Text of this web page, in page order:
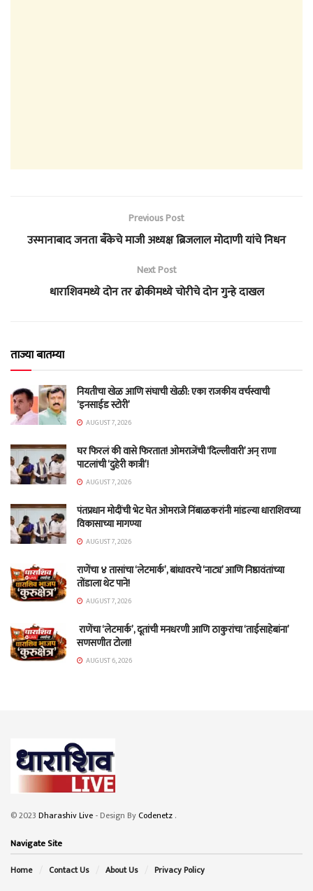
Previous Post
उस्मानाबाद जनता बँकेचे माजी अध्यक्ष ब्रिजलाल मोदाणी यांचे निधन
Next Post
धाराशिवमध्ये दोन तर ढोकीमध्ये चोरीचे दोन गुन्हे दाखल
ताज्या बातम्या
नियतीचा खेळ आणि संघाची खेळी: एका राजकीय वर्चस्वाची
‘इनसाईड स्टोरी’
AUGUST 7, 2026
घर फिरलं की वासे फिरतात! ओमराजेंची ‘दिल्लीवारी’ अन् राणा
पाटलांची ‘दुहेरी कात्री’!
AUGUST 7, 2026
पंतप्रधान मोदींची भेट घेत ओमराजे निंबाळकरांनी मांडल्या धाराशिवच्या
विकासाच्या मागण्या
AUGUST 7, 2026
राणेंचा ४ तासांचा ‘लेटमार्क’, बांधावरचे ‘नाट्य’ आणि निष्ठावंतांच्या
तोंडाला थेट पाने!
AUGUST 7, 2026
राणेंचा ‘लेटमार्क’, दूतांची मनधरणी आणि ठाकुरांचा ‘ताईसाहेबांना’
सणसणीत टोला!
AUGUST 6, 2026
© 2023 Dharashiv Live - Design ByCodenetz .
Navigate Site
Home Contact Us About Us Privacy Policy